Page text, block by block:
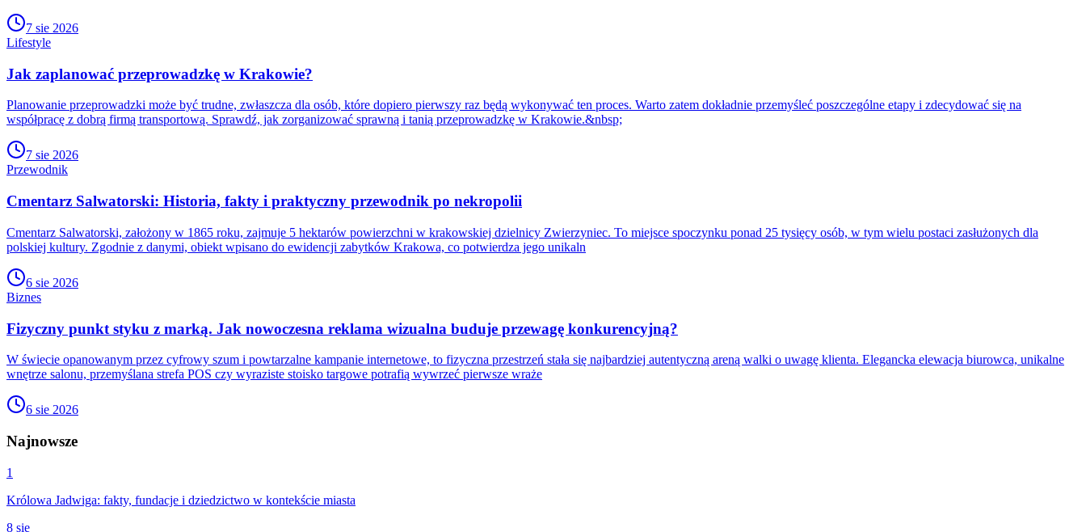
7 sie 2026
Lifestyle
Jak zaplanować przeprowadzkę w Krakowie?
Planowanie przeprowadzki może być trudne, zwłaszcza dla osób, które dopiero pierwszy raz będą wykonywać ten proces. Warto zatem dokładnie przemyśleć poszczególne etapy i zdecydować się na
współpracę z dobrą firmą transportową. Sprawdź, jak zorganizować sprawną i tanią przeprowadzkę w Krakowie.&nbsp;
7 sie 2026
Przewodnik
Cmentarz Salwatorski: Historia, fakty i praktyczny przewodnik po nekropolii
Cmentarz Salwatorski, założony w 1865 roku, zajmuje 5 hektarów powierzchni w krakowskiej dzielnicy Zwierzyniec. To miejsce spoczynku ponad 25 tysięcy osób, w tym wielu postaci zasłużonych dla
polskiej kultury. Zgodnie z danymi, obiekt wpisano do ewidencji zabytków Krakowa, co potwierdza jego unikaln
6 sie 2026
Biznes
Fizyczny punkt styku z marką. Jak nowoczesna reklama wizualna buduje przewagę konkurencyjną?
W świecie opanowanym przez cyfrowy szum i powtarzalne kampanie internetowe, to fizyczna przestrzeń stała się najbardziej autentyczną areną walki o uwagę klienta. Elegancka elewacja biurowca, unikalne
wnętrze salonu, przemyślana strefa POS czy wyraziste stoisko targowe potrafią wywrzeć pierwsze wraże
6 sie 2026
Najnowsze
1
Królowa Jadwiga: fakty, fundacje i dziedzictwo w kontekście miasta
8 sie